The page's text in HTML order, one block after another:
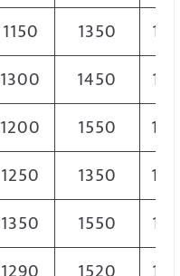
1150 1350
1300 1450
1200 1550
1250 1350
1350 1550